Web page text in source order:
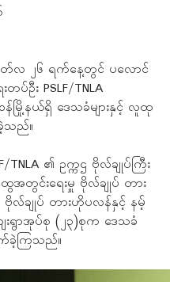
တ်လ ၂၆ ရက်နေ့တွင် ပလောင်
ဦး PSLF/TNLA
ဆန်မြို့နယ်ရှိ ဒေသခံများနှင့် လူထု
သည်။
၏ ဥက္ကဌ ဗိုလ်ချုပ်ကြီး
တွင်းရေးမှူ ဗိုလ်ချုပ် တား
ပ် ဗိုလ်ချုပ် တားဟိုပလန်နှင့် နမ့်
ရွာအုပ်စု (၂၃)စုက ဒေသခံ
ခဲ့ကြသည်။